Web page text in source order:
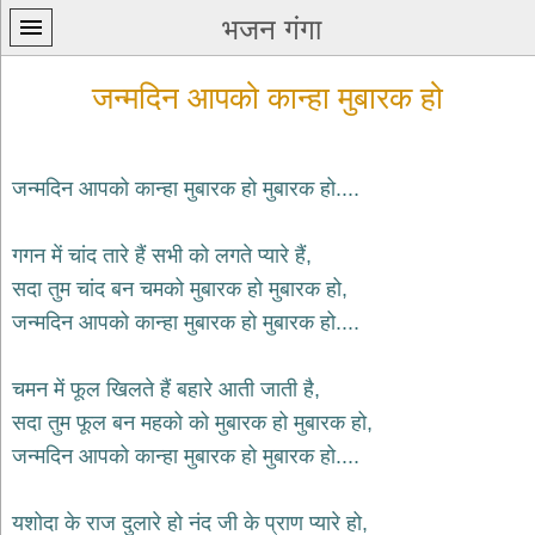
भजन गंगा
पन्ना
कृष्ण
bhajans
शिव
भजन
हनुमान
जन्मदिन आपको कान्हा मुबारक हो
जन्मदिन आपको कान्हा मुबारक हो मुबारक हो....
गगन में चांद तारे हैं सभी को लगते प्यारे हैं,
सदा तुम चांद बन चमको मुबारक हो मुबारक हो,
जन्मदिन आपको कान्हा मुबारक हो मुबारक हो....
चमन में फूल खिलते हैं बहारे आती जाती है,
सदा तुम फूल बन महको को मुबारक हो मुबारक हो,
जन्मदिन आपको कान्हा मुबारक हो मुबारक हो....
यशोदा के राज दुलारे हो नंद जी के प्राण प्यारे हो,